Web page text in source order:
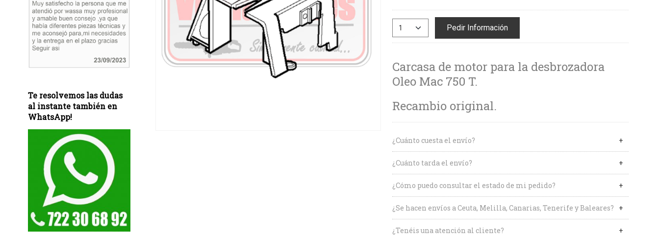
Te resolvemos las dudas
al instante también en
WhatsApp!
Pedir Información
Carcasa de motor para la desbrozadora
Oleo Mac 750 T.
Recambio original.
¿Cuánto cuesta el envío?
¿Cuánto tarda el envío?
¿Cómo puedo consultar el estado de mi pedido?
¿Se hacen envíos a Ceuta, Melilla, Canarias, Tenerife y Baleares?
¿Tenéis una atención al cliente?